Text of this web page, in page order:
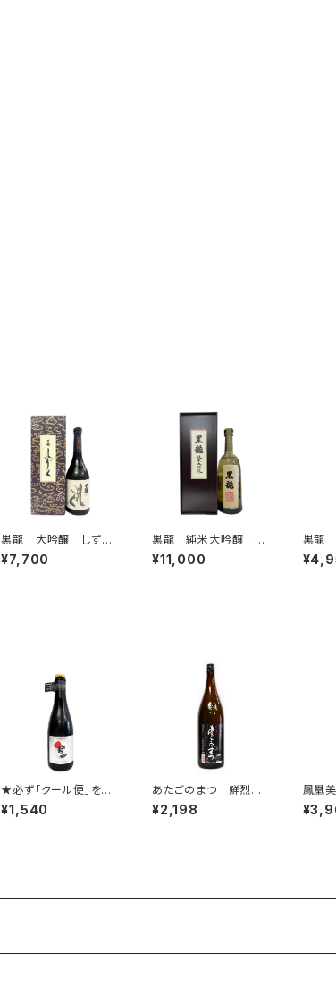
黒龍 大吟醸 しず
く 720ml
¥7,700
黒龍 純米大吟醸 72
0ml
¥11,000
黒龍
かほ
★必ず「クール便」をカ
ートに追加してご注文く
ださい。★ 初亀 Ori
¥1,540
あたごのまつ 鮮烈辛
口 本醸造 1800ml
¥2,198
鳳凰
大吟